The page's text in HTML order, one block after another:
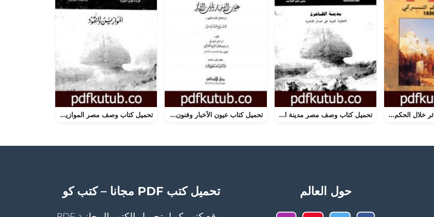
تحميل كتاب الجزائر خلال الحكم التركي 1514 – 1830 PDF تأليف صالح عباد مجانا [كامل] تحميل كتاب وصف مصر مدينة القاهرة الخطوط العربية على عمائر القاهرة PDF تأليف علماء الحملة الفرنسية على مصر مجانا [كامل] تحميل كتاب عيون الأخبار وفنون الآثار – السبع السادس PDF تأليف إدريس عماد الدين القرشي مجانا [كامل] تحميل كتاب وصف مصر الموازين والنقود PDF تأليف علماء الحملة الفرنسية على مصر مجانا [كامل]
حول العالم تحميل كتب PDF مجانا – كتب كو